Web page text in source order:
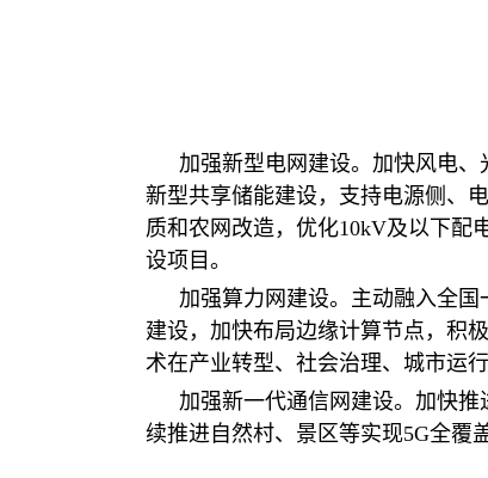
加强新型电网建设。加快风电
新型共享储能建设，支持电源侧、
质和农网改造，优化10kV及以下配
设项目。
加强算力网建设。主动融入全
建设，加快布局边缘计算节点，积
术在产业转型、社会治理、城市运
加强新一代通信网建设。加快
续推进自然村、景区等实现5G全覆